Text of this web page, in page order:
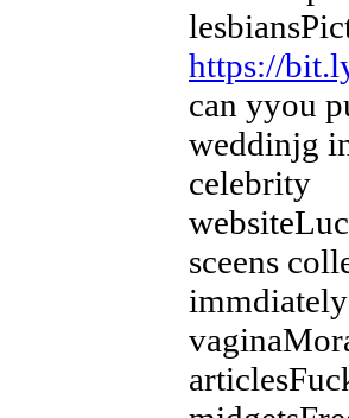
https://
can yyou
weddinjg
celebrity
sceens